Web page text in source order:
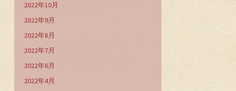
2022年10月
2022年9月
2022年8月
2022年7月
2022年6月
2022年4月